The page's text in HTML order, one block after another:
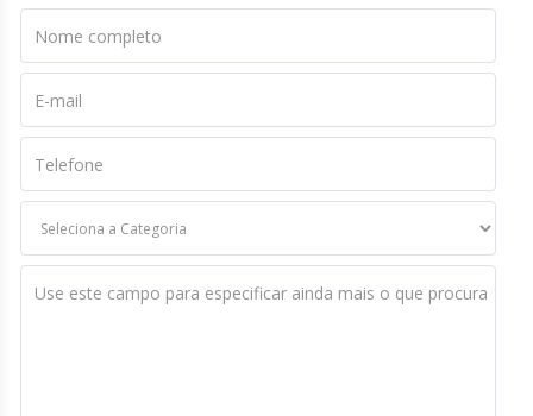
Nome completo
E-mail
Telefone
Use este campo para especificar ainda mais o que procura